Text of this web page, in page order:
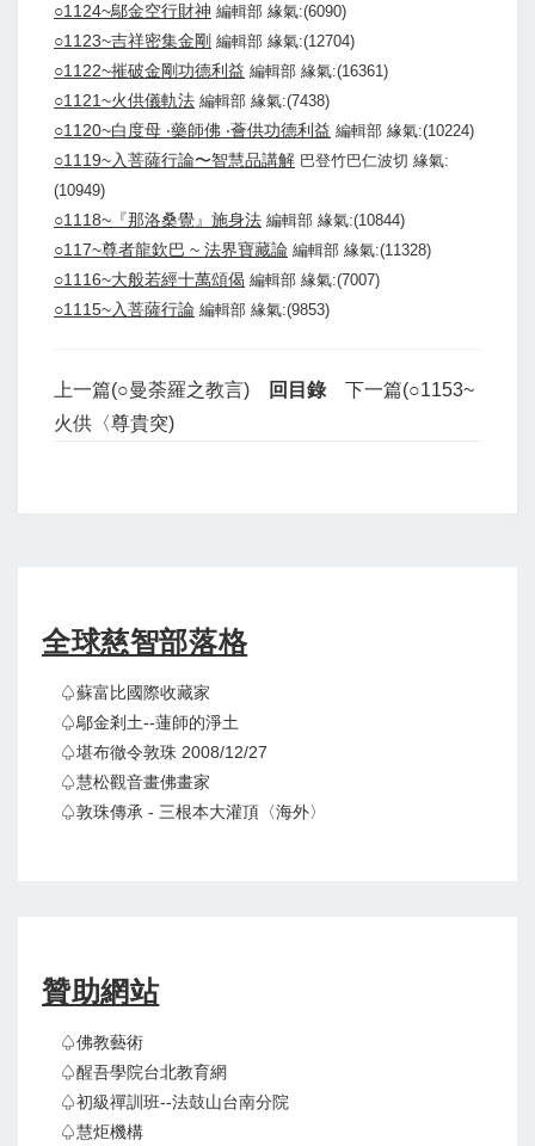
○1124~鄔金空行財神 編輯部 緣氣:(6090)
○1123~吉祥密集金剛 編輯部 緣氣:(12704)
○1122~摧破金剛功德利益 編輯部 緣氣:(16361)
○1121~火供儀軌法 編輯部 緣氣:(7438)
○1120~白度母 ‧藥師佛 ‧薈供功德利益 編輯部 緣氣:(10224)
○1119~入菩薩行論〜智慧品講解 巴登竹巴仁波切 緣氣:
(10949)
○1118~『那洛桑覺』施身法 編輯部 緣氣:(10844)
○117~尊者龍欽巴 ~ 法界寶藏論 編輯部 緣氣:(11328)
○1116~大般若經十萬頌偈 編輯部 緣氣:(7007)
○1115~入菩薩行論 編輯部 緣氣:(9853)
上一篇(○曼荼羅之教言) 回目錄
下一篇(○1153~
火供〈尊貴突)
全球慈智部落格
♤蘇富比國際收藏家
♤鄔金剎土--蓮師的淨土
♤堪布徹令敦珠 2008/12/27
♤慧松觀音畫佛畫家
♤敦珠傳承 - 三根本大灌頂〈海外〉
贊助網站
♤佛教藝術
♤醒吾學院台北教育網
♤初級禪訓班--法鼓山台南分院
♤慧炬機構